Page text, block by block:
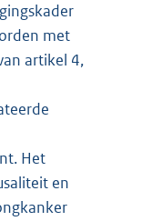
met
artikel 4,
Het
en